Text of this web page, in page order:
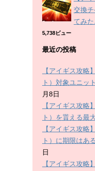
交換
てみた
5,738ビュー
最近の投稿
【アイギス攻略
ト）対象ユニッ
月8日
【アイギス攻略
ト）を貰える最
【アイギス攻略
ト）に期限はあ
日
【アイギス攻略